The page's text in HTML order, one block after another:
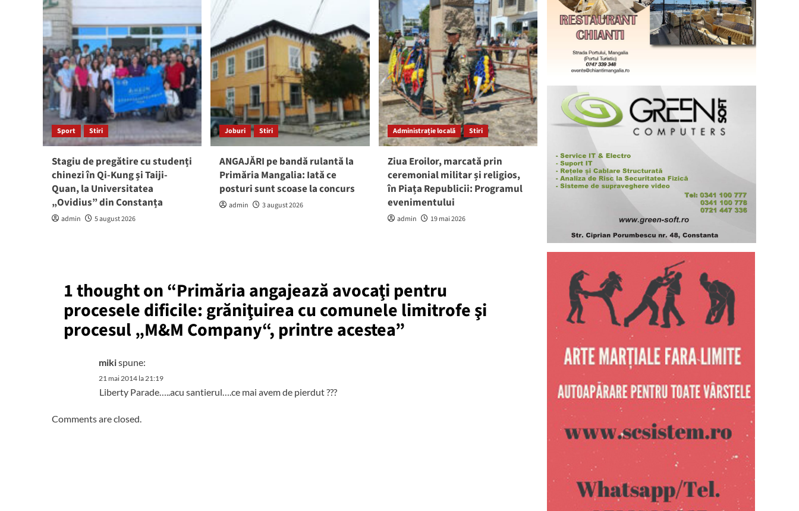
Sport Stiri
Stagiu de pregătire cu studenți
chinezi în Qi-Kung și Taiji-
Quan, la Universitatea
„Ovidius” din Constanța
admin 5 august 2026
Joburi Stiri
ANGAJĂRI pe bandă rulantă la
Primăria Mangalia: Iată ce
posturi sunt scoase la concurs
admin 3 august 2026
Administrație locală Stiri
Ziua Eroilor, marcată prin
ceremonial militar și religios,
în Piața Republicii: Programul
evenimentului
admin 19 mai 2026
1 thought on “Primăria angajează avocaţi pentru
procesele dificile: grăniţuirea cu comunele limitrofe şi
procesul „M&M Company“, printre acestea”
mikispune:
21 mai 2014 la 21:19
Liberty Parade…..acu santierul….ce mai avem de pierdut ???
Comments are closed.